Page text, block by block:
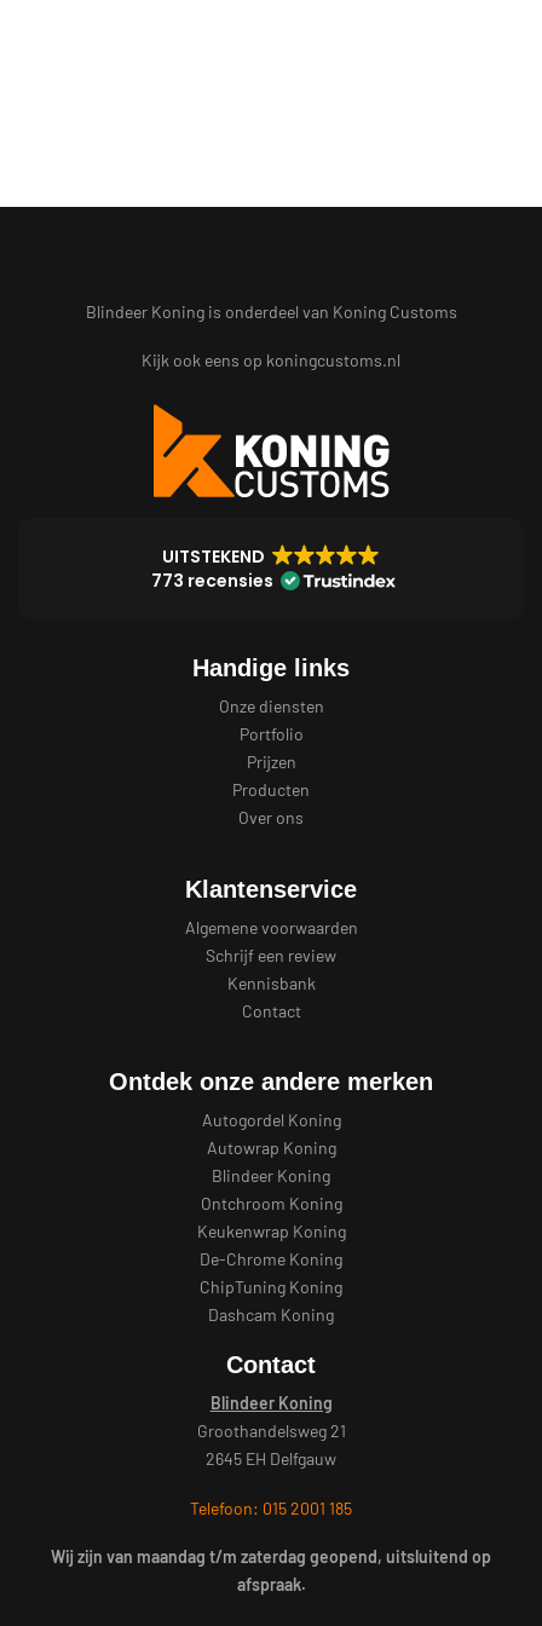
Blindeer Koning is onderdeel van Koning Customs
Kijk ook eens op koningcustoms.nl
UITSTEKEND
773 recensies
Handige links
Onze diensten
Portfolio
Prijzen
Producten
Over ons
Klantenservice
Algemene voorwaarden
Schrijf een review
Kennisbank
Contact
Ontdek onze andere merken
Autogordel Koning
Autowrap Koning
Blindeer Koning
Ontchroom Koning
Keukenwrap Koning
De-Chrome Koning
ChipTuning Koning
Dashcam Koning
Contact
Blindeer Koning
Groothandelsweg 21
2645 EH Delfgauw
Telefoon: 015 2001 185
Wij zijn van maandag t/m zaterdag geopend, uitsluitend op
afspraak.